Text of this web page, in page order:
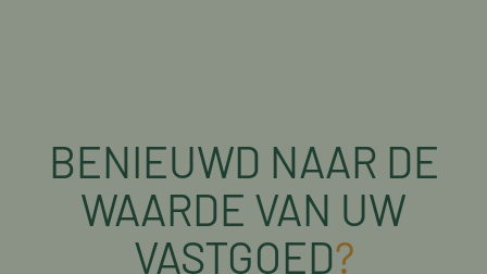
BENIEUWD NAAR DE
WAARDE VAN UW
VASTGOED?